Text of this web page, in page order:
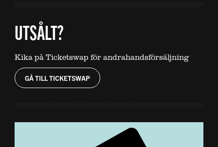
UTSÅLT?
Kika på Ticketswap för andrahandsförsäljning
GÅ TILL TICKETSWAP